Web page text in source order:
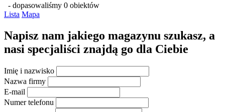
- dopasowaliśmy 0 obiektów
Lista Mapa
Napisz nam jakiego magazynu szukasz, a
nasi specjaliści znajdą go dla Ciebie
Imię i nazwisko
Nazwa firmy
E-mail
Numer telefonu